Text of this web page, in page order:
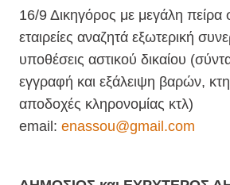
16/9 Δικηγόρος με μεγάλη πείρα
εταιρείες αναζητά εξωτερική
υποθέσεις αστικού δικαίου
εγγραφή και εξάλειψη βαρών,
αποδοχές κληρονομίας κτλ)
email: enassou@gmail.com